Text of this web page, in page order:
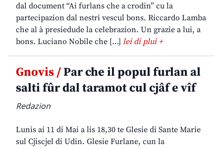
dal document “Ai furlans che a crodin” cu la
partecipazion dal nestri vescul bons. Riccardo Lamba
che al à presiedude la celebrazion. Un grazie a lui, a
bons. Luciano Nobile che […] lei di plui +
Gnovis /Par che il popul furlan al
salti fûr dal taramot cul cjâf e vîf
Redazion
Lunis ai 11 di Mai a lis 18,30 te Glesie di Sante Marie
sul Cjiscjel di Udin. Glesie Furlane, cun la